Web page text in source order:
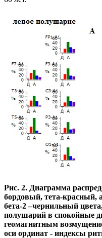
Рис. 2. Диаграмма
бордовый, тета-красный,
бета-2 –чернильный
полушарий в спокойные
геомагнитным
оси ординат - индексы